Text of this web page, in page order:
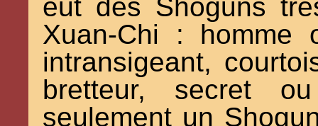
eut des Shoguns
Xuan-Chi : homme
intransigeant,
bretteur, secret
seulement un